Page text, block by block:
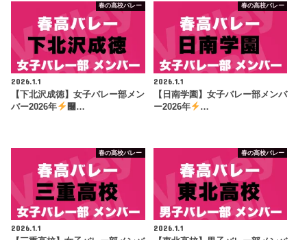
春の高校バレー
2026.1.1
【下北沢成徳】女子バレー部メン
バー2026年
࿠…
春の高校バレー
2026.1.1
【日南学園】女子バレー部メンバ
ー2026年
…
春の高校バレー
2026.1.1
春の高校バレー
2026.1.1